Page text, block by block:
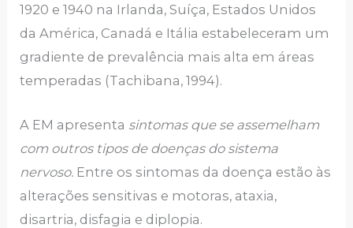
1920 e 1940 na Irlanda, Suíça, Estados Unidos
da América, Canadá e Itália estabeleceram um
gradiente de prevalência mais alta em áreas
temperadas (Tachibana, 1994).
A EM apresenta sintomas que se assemelham
com outros tipos de doenças do sistema
nervoso. Entre os sintomas da doença estão às
alterações sensitivas e motoras, ataxia,
disartria, disfagia e diplopia.